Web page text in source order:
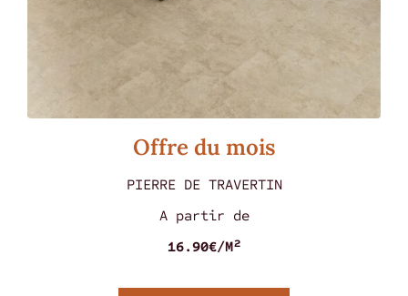
MARMOREA ROSSO 60 X 60
Offre du mois
PIERRE DE TRAVERTIN
A partir de
16.90€/M²